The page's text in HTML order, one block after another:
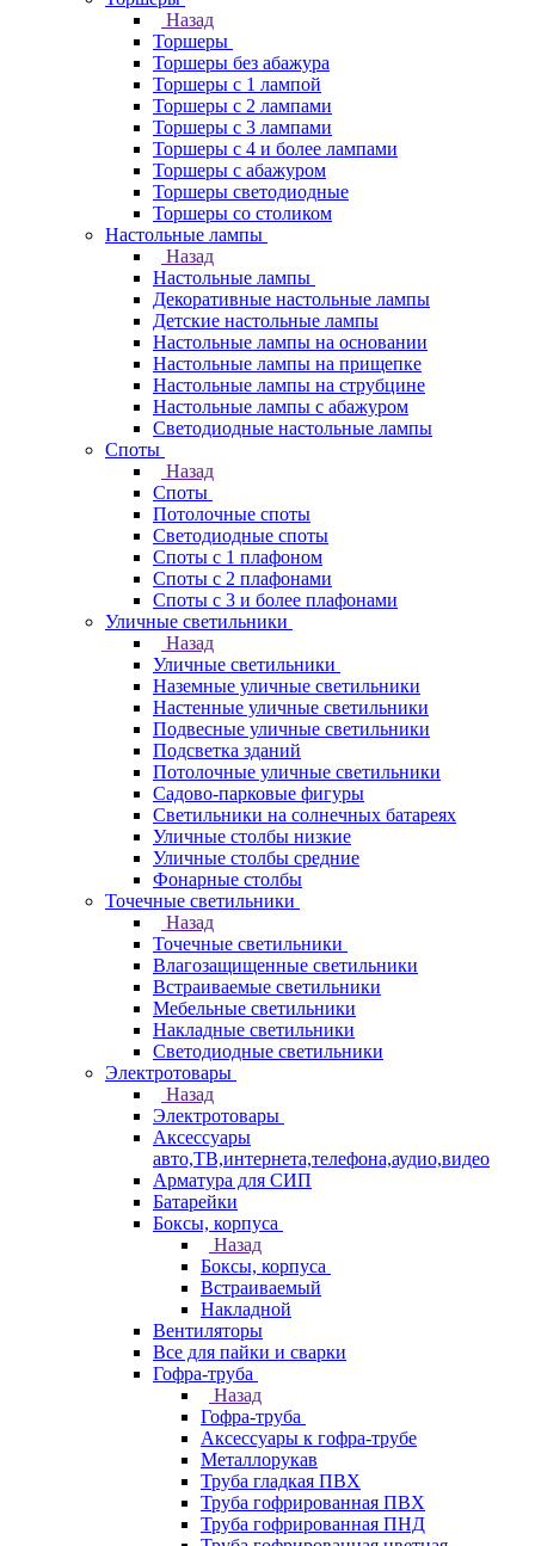
Назад
Торшеры
Торшеры без абажура
Торшеры с 1 лампой
Торшеры с 2 лампами
Торшеры с 3 лампами
Торшеры с 4 и более лампами
Торшеры с абажуром
Торшеры светодиодные
Торшеры со столиком
Настольные лампы
Назад
Настольные лампы
Декоративные настольные лампы
Детские настольные лампы
Настольные лампы на основании
Настольные лампы на прищепке
Настольные лампы на струбцине
Настольные лампы с абажуром
Светодиодные настольные лампы
Споты
Назад
Споты
Потолочные споты
Светодиодные споты
Споты с 1 плафоном
Споты с 2 плафонами
Споты с 3 и более плафонами
Уличные светильники
Назад
Уличные светильники
Наземные уличные светильники
Настенные уличные светильники
Подвесные уличные светильники
Подсветка зданий
Потолочные уличные светильники
Садово-парковые фигуры
Светильники на солнечных батареях
Уличные столбы низкие
Уличные столбы средние
Фонарные столбы
Точечные светильники
Назад
Точечные светильники
Влагозащищенные светильники
Встраиваемые светильники
Мебельные светильники
Накладные светильники
Светодиодные светильники
Электротовары
Назад
Электротовары
Аксессуары
авто,ТВ,интернета,телефона,аудио,видео
Арматура для СИП
Батарейки
Боксы, корпуса
Назад
Боксы, корпуса
Встраиваемый
Накладной
Вентиляторы
Все для пайки и сварки
Гофра-труба
Назад
Гофра-труба
Аксессуары к гофра-трубе
Металлорукав
Труба гладкая ПВХ
Труба гофрированная ПВХ
Труба гофрированная ПНД